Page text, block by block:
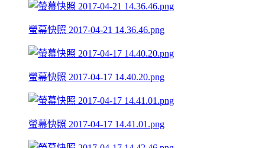
螢幕快照 2017-04-21 14.36.46.png
螢幕快照 2017-04-17 14.40.20.png
螢幕快照 2017-04-17 14.41.01.png